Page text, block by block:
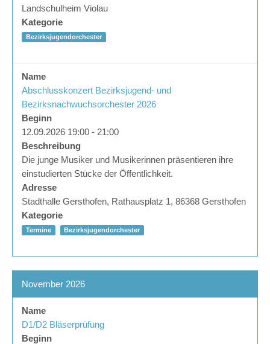
Landschulheim Violau
Kategorie
Bezirksjugendorchester
Name
Abschlusskonzert Bezirksjugend- und
Bezirksnachwuchsorchester 2026
Beginn
12.09.2026 19:00 - 21:00
Beschreibung
Die junge Musiker und Musikerinnen präsentieren ihre
einstudierten Stücke der Öffentlichkeit.
Adresse
Stadthalle Gersthofen, Rathausplatz 1, 86368 Gersthofen
Kategorie
Termine Bezirksjugendorchester
November 2026
Name
D1/D2 Bläserprüfung
Beginn